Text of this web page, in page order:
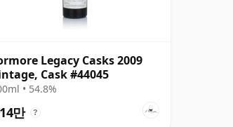
Legacy Casks 2009
Cask #44045
• 54.8%
만 ?